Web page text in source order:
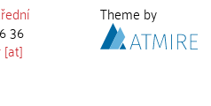
36
Theme by